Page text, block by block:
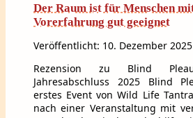
Der Raum ist für Menschen
Vorerfahrung gut geeignet
Veröffentlicht: 10. Dezember 2025
Rezension zu Blind
Jahresabschluss 2025 Blind
erstes Event von Wild Life
nach einer Veranstaltung mit